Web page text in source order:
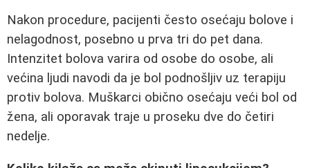
Nakon procedure, pacijenti često osećaju bolove i
nelagodnost, posebno u prva tri do pet dana.
Intenzitet bolova varira od osobe do osobe, ali
većina ljudi navodi da je bol podnošljiv uz terapiju
protiv bolova. Muškarci obično osećaju veći bol od
žena, ali oporavak traje u proseku dve do četiri
nedelje.